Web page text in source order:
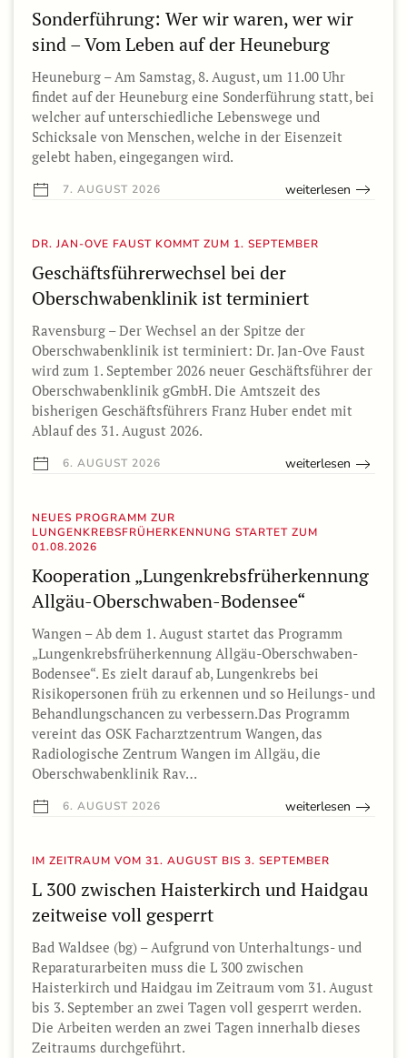
Sonderführung: Wer wir waren, wer wir
sind – Vom Leben auf der Heuneburg
Heuneburg – Am Samstag, 8. August, um 11.00 Uhr
findet auf der Heuneburg eine Sonderführung statt, bei
welcher auf unterschiedliche Lebenswege und
Schicksale von Menschen, welche in der Eisenzeit
gelebt haben, eingegangen wird.
7. AUGUST 2026 weiterlesen
DR. JAN-OVE FAUST KOMMT ZUM 1. SEPTEMBER
Geschäftsführerwechsel bei der
Oberschwabenklinik ist terminiert
Ravensburg – Der Wechsel an der Spitze der
Oberschwabenklinik ist terminiert: Dr. Jan-Ove Faust
wird zum 1. September 2026 neuer Geschäftsführer der
Oberschwabenklinik gGmbH. Die Amtszeit des
bisherigen Geschäftsführers Franz Huber endet mit
Ablauf des 31. August 2026.
6. AUGUST 2026 weiterlesen
NEUES PROGRAMM ZUR
LUNGENKREBSFRÜHERKENNUNG STARTET ZUM
01.08.2026
Kooperation „Lungenkrebsfrüherkennung
Allgäu-Oberschwaben-Bodensee“
Wangen – Ab dem 1. August startet das Programm
„Lungenkrebsfrüherkennung Allgäu-Oberschwaben-
Bodensee“. Es zielt darauf ab, Lungenkrebs bei
Risikopersonen früh zu erkennen und so Heilungs- und
Behandlungschancen zu verbessern.Das Programm
vereint das OSK Facharztzentrum Wangen, das
Radiologische Zentrum Wangen im Allgäu, die
Oberschwabenklinik Rav…
6. AUGUST 2026 weiterlesen
IM ZEITRAUM VOM 31. AUGUST BIS 3. SEPTEMBER
L 300 zwischen Haisterkirch und Haidgau
zeitweise voll gesperrt
Bad Waldsee (bg) – Aufgrund von Unterhaltungs- und
Reparaturarbeiten muss die L 300 zwischen
Haisterkirch und Haidgau im Zeitraum vom 31. August
bis 3. September an zwei Tagen voll gesperrt werden.
Die Arbeiten werden an zwei Tagen innerhalb dieses
Zeitraums durchgeführt.